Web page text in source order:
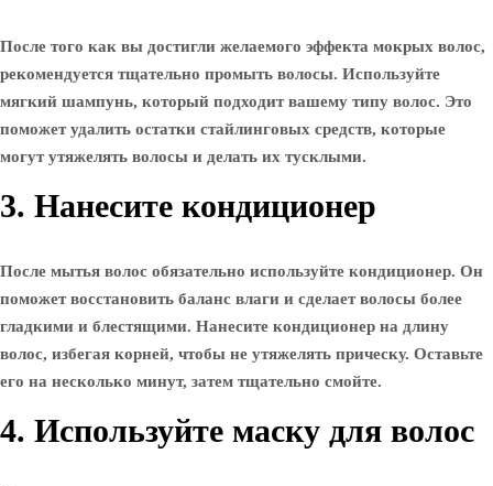
После того как вы достигли желаемого эффекта мокрых волос,
рекомендуется тщательно промыть волосы. Используйте
мягкий шампунь, который подходит вашему типу волос. Это
поможет удалить остатки стайлинговых средств, которые
могут утяжелять волосы и делать их тусклыми.
3. Нанесите кондиционер
После мытья волос обязательно используйте кондиционер. Он
поможет восстановить баланс влаги и сделает волосы более
гладкими и блестящими. Нанесите кондиционер на длину
волос, избегая корней, чтобы не утяжелять прическу. Оставьте
его на несколько минут, затем тщательно смойте.
4. Используйте маску для волос